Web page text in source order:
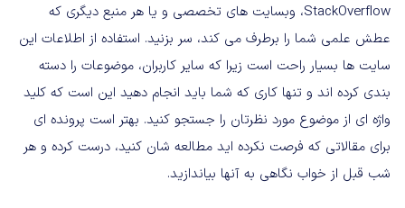
StackOverflow، وبسایت های تخصصی و یا هر منبع دیگری که
عطش علمی شما را برطرف می کند، سر بزنید. استفاده از اطلاعات این
سایت ها بسیار راحت است زیرا که سایر کاربران، موضوعات را دسته
بندی کرده اند و تنها کاری که شما باید انجام دهید این است که کلید
واژه ای از موضوع مورد نظرتان را جستجو کنید. بهتر است پرونده ای
برای مقالاتی که فرصت نکرده اید مطالعه شان کنید، درست کرده و هر
شب قبل از خواب نگاهی به آنها بیاندازید.